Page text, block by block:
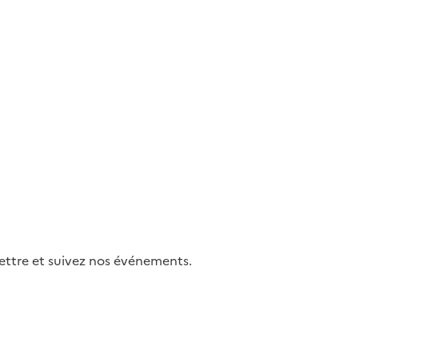
et suivez nos événements.